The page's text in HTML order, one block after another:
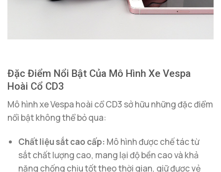
Đặc Điểm Nổi Bật Của Mô Hình Xe Vespa
Hoài Cổ CD3
Mô hình xe Vespa hoài cổ CD3 sở hữu những đặc điểm
nổi bật không thể bỏ qua:
Chất liệu sắt cao cấp: Mô hình được chế tác từ
sắt chất lượng cao, mang lại độ bền cao và khả
năng chống chịu tốt theo thời gian, giữ được vẻ